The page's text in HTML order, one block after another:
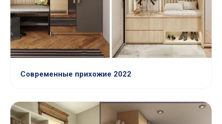
Современные прихожие 2022